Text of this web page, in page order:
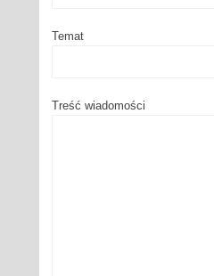
Temat
Treść wiadomości